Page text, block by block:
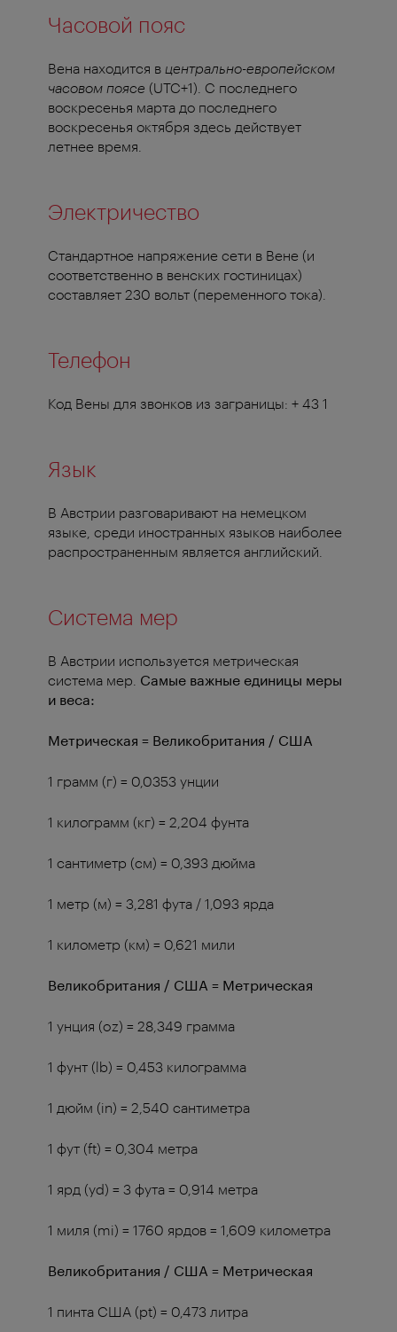
Часовой пояс
Вена находится в центрально-европейском
часовом поясе (UTC+1). С последнего
воскресенья марта до последнего
воскресенья октября здесь действует
летнее время.
Электричество
Стандартное напряжение сети в Вене (и
соответственно в венских гостиницах)
составляет 230 вольт (переменного тока).
Телефон
Код Вены для звонков из заграницы: + 43 1
Язык
В Австрии разговаривают на немецком
языке, среди иностранных языков наиболее
распространенным является английский.
Система мер
В Австрии используется метрическая
система мер. Самые важные единицы меры
и веса:
Метрическая = Великобритания / США
1 грамм (г) = 0,0353 унции
1 килограмм (кг) = 2,204 фунта
1 сантиметр (см) = 0,393 дюйма
1 метр (м) = 3,281 фута / 1,093 ярда
1 километр (км) = 0,621 мили
Великобритания / США = Метрическая
1 унция (oz) = 28,349 грамма
1 фунт (lb) = 0,453 килограмма
1 дюйм (in) = 2,540 сантиметра
1 фут (ft) = 0,304 метра
1 ярд (yd) = 3 фута = 0,914 метра
1 миля (mi) = 1760 ярдов = 1,609 километра
Великобритания / США = Метрическая
1 пинта США (pt) = 0,473 литра